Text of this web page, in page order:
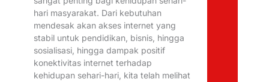
hari masyarakat. Dari kebutuhan
mendesak akan akses internet yang
stabil untuk pendidikan, bisnis, hingga
sosialisasi, hingga dampak positif
konektivitas internet terhadap
kehidupan sehari-hari, kita telah melihat